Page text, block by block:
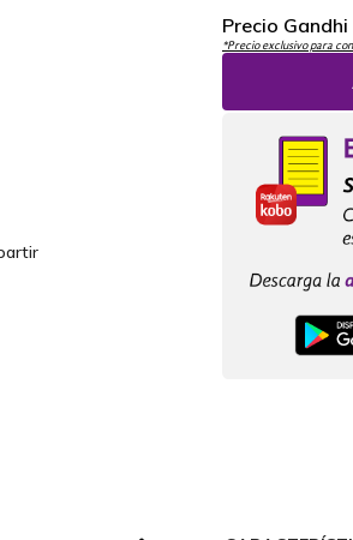
Precio Gandhi
*Precio exclusivo para